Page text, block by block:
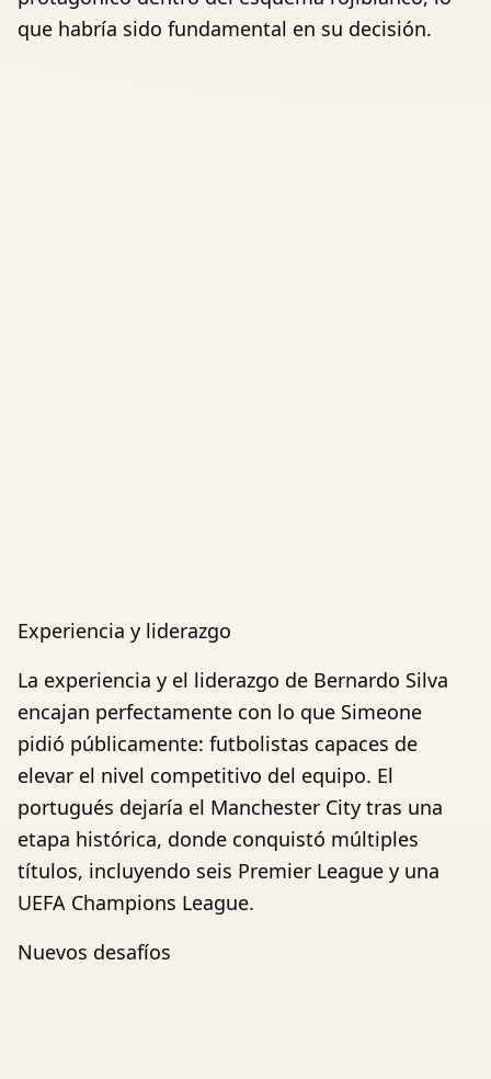
que habría sido fundamental en su decisión.
Experiencia y liderazgo
La experiencia y el liderazgo de Bernardo Silva
encajan perfectamente con lo que Simeone
pidió públicamente: futbolistas capaces de
elevar el nivel competitivo del equipo. El
portugués dejaría el Manchester City tras una
etapa histórica, donde conquistó múltiples
títulos, incluyendo seis Premier League y una
UEFA Champions League.
Nuevos desafíos